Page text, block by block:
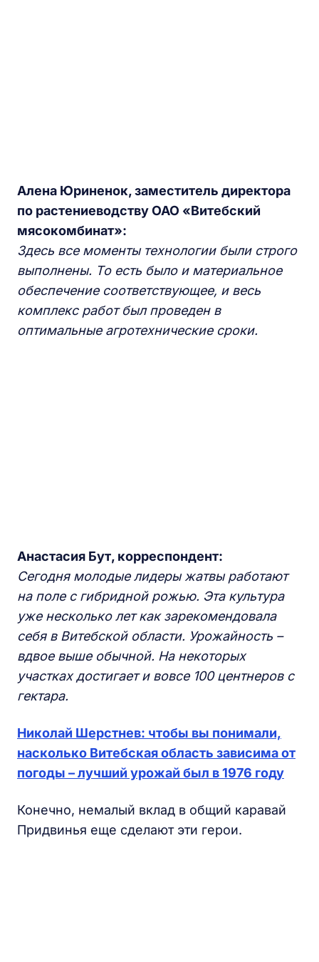
Алена Юриненок, заместитель директора
по растениеводству ОАО «Витебский
мясокомбинат»:
Здесь все моменты технологии были строго
выполнены. То есть было и материальное
обеспечениесоответствующее, и весь
комплекс работ был проведен в
оптимальные агротехнические сроки.
Анастасия Бут, корреспондент:
Сегодня молодые лидеры жатвы работают
на поле с гибридной рожью. Эта культура
уже несколько лет как зарекомендовала
себя в Витебской области. Урожайность –
вдвое выше обычной. На некоторых
участках достигает и вовсе 100 центнеров с
гектара.
Николай Шерстнев: чтобы вы понимали,
насколько Витебская область зависима от
погоды – лучший урожай был в 1976 году
Конечно, немалый вклад в общий каравай
Придвинья еще сделают эти герои.